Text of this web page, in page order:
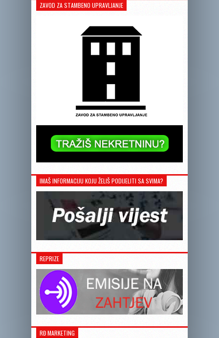
ZAVOD ZA STAMBENO UPRAVLJANJE
IMAŠ INFORMACIJU KOJU ŽELIŠ PODIJELITI SA SVIMA?
REPRIZE
RĐ MARKETING